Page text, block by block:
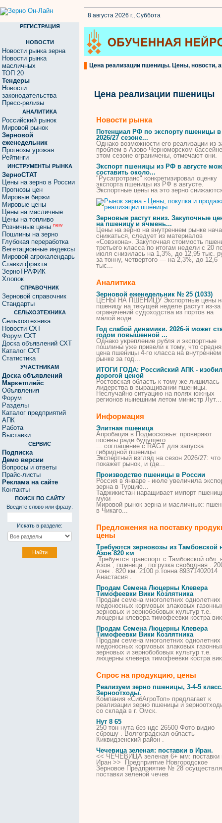
8 августа 2026 г., Суббота
РЕГИСТРАЦИЯ
НОВОСТИ
Новости рынка зерна
Новости рынка
масличных
ТОП 20
Тендеры
Новости
законодательства
Пресс-релизы
АНАЛИТИКА
Российский рынок
Мировой рынок
Зерновой
еженедельник
Прогнозы урожая
Рейтинги
ИНСТРУМЕНТЫ РЫНКА
ЗерноСТАТ
Цены на зерно в России
Прогнозы цен
Мировые биржи
Мировые цены
Цены на масличные
Цены на топливо
Розничные цены new
Пошлины на зерно
Глубокая переработка
Вегетационные индексы
Мировой агрокалендарь
Ставки фрахта
ЗерноТРАФИК
Хлопок
СПРАВОЧНИК
Зерновой справочник
Стандарты
СЕЛЬХОЗТЕХНИКА
Сельхозтехника
Новости СХТ
Форум СХТ
Доска объявлений СХТ
Каталог СХТ
Статистика
УЧАСТНИКАМ
Доска объявлений
Маркетплейс
Объявления
Форум
Разделы
Каталог предприятий
АПК
Работа
Выставки
СЕРВИС
Подписка
Демо версии
Вопросы и ответы
Прайс-листы
Реклама на сайте
Контакты
ПОИСК ПО САЙТУ
Введите слово или фразу:
Искать в разделе:
Цена реализации пшеницы. Цены, новости,
Цена реализации пшеницы
Новости рынка
Потенциал РФ по экспорту пшеницы в
2026/27 сезоне...
Однако возможности его реализации из-
проблем в Азово-Черноморском
этом сезоне ограничены, отмечают они.
Экспорт пшеницы из РФ в августе
составить около...
"Русагротранс" конкретизировал оценку
экспорта пшеницы из РФ в августе.
Экспортные цены на это зерно
Зерновые растут вниз. Закупочные
напшеницу и ячмень...
Цены на зерно на внутреннем рынке
снижаться, следует из материалов
«Совэкона». Закупочная стоимость
третьего класса по итогам недели с 20
июля снизилась на 1,3%, до 12,95 тыс.
за тонну, четвертого — на 2,3%, до 12,6
тыс...
Аналитика
Зерновой еженедельник № 25 (1033)
ЦЕНЫ
НА ПШЕНИЦУ Экспортные цены
пшеницу на текущей неделе растут из-за
ограничений судоходства из портов на
малой воде.
Год слабой динамики. 2026-й может
годом повышенной ...
Однако укрепление рубля и экспортные
пошлины уже привели к тому, что
цена пшеницы 4-го класса на внутреннем
рынке за год...
ИТОГИ ГОДА: Российский АПК -
дорогой ценой
Ростовская область к тому же лишилась
лидерства в выращивании пшеницы.
Неслучайно ситуацию на полях южных
регионов нынешним летом министр Лут...
Информация
Элитная пшеница
Апробация в Подмосковье: проверяют
посевы ради будущего ...
... соглашение с RAGT для запуска
гибридной пшеницы
Экспертный взгляд на сезон 2026/27: что
покажет рынок, и где...
Производство пшеницы в России
Россия вянваре - июле увеличила
зерна в Турцию...
Таджикистан наращивает импорт
муки
Мировой рынок зерна и масличных:
в Чикаго...
Предложения на поставку
цены
Требуются зерновозы из Тамбовской
Азов 820 км
Требуется транспорт с Тамбовской обл.
Азов , пшеница , погрузка свободная .
тонн . 820 км. 2100 р.тонна 89371402014
Анастасия .
Продам Семена Люцерны Клевера
Тимофеевки Вики Козлятника
Продам семена многолетних однолетних
медоносных кормовых злаковых
зерновых и зернобобовых культур т.е.
люцерны клевера тимофеевки костра
Продам Семена Люцерны Клевера
Тимофеевки Вики Козлятника
Продам семена многолетних однолетних
медоносных кормовых злаковых
зерновых и зернобобовых культур т.е.
люцерны клевера тимофеевки костра
Спрос на продукцию, цены
Реализуем зерно пшеницы, 3-4-5
Зерноотходы.
Компания «СибАгроТоп» предлагает к
реализации зерно пшеницы и
со склада в г. Омск.
Нут 8 65
250 тон нута без ндс 26500 Фото видио
сброшу . Волгоградская область
Киквидзенский район .
Чечевица зеленая: поставки в Иран.
<< ЧЕЧЕВИЦА зеленая 6+ мм: поставки
Иран >> Предприятие Новгородское
Зерновое Предприятие № 28
поставки зеленой чечев